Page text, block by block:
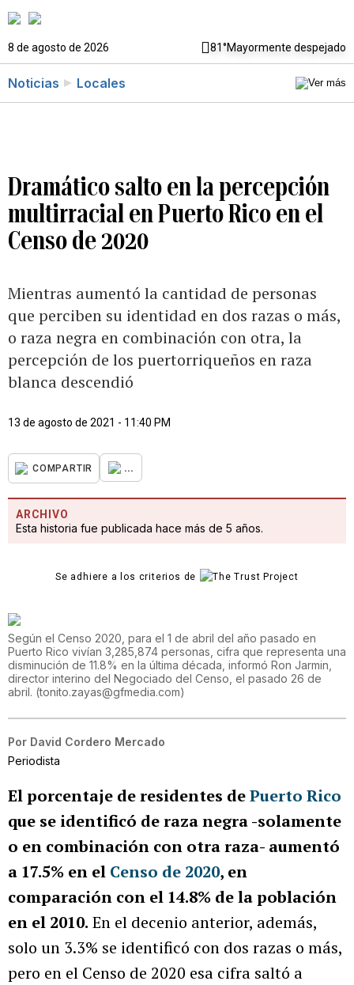
8 de agosto de 2026 81°Mayormente despejado
Noticias Locales
Dramático salto en la percepción
multirracial en Puerto Rico en el
Censo de 2020
Mientras aumentó la cantidad de personas
que perciben su identidad en dos razas o más,
o raza negra en combinación con otra, la
percepción de los puertorriqueños en raza
blanca descendió
13 de agosto de 2021 - 11:40 PM
COMPARTIR ...
ARCHIVO
Esta historia fue publicada hace más de 5 años.
Se adhiere a los criterios de
Según el Censo 2020, para el 1 de abril del año pasado en
Puerto Rico vivían 3,285,874 personas, cifra que representa una
disminución de 11.8% en la última década, informó Ron Jarmin,
director interino del Negociado del Censo, el pasado 26 de
abril. (tonito.zayas@gfmedia.com)
Por David Cordero Mercado
Periodista
El porcentaje de residentes dePuerto Rico
que se identificó de raza negra -solamente
o en combinación con otra raza- aumentó
a 17.5% en el Censo de 2020, en
comparación con el 14.8% de la población
en el 2010. En el decenio anterior, además,
solo un 3.3% se identificó con dos razas o más,
pero en el Censo de 2020 esa cifra saltó a